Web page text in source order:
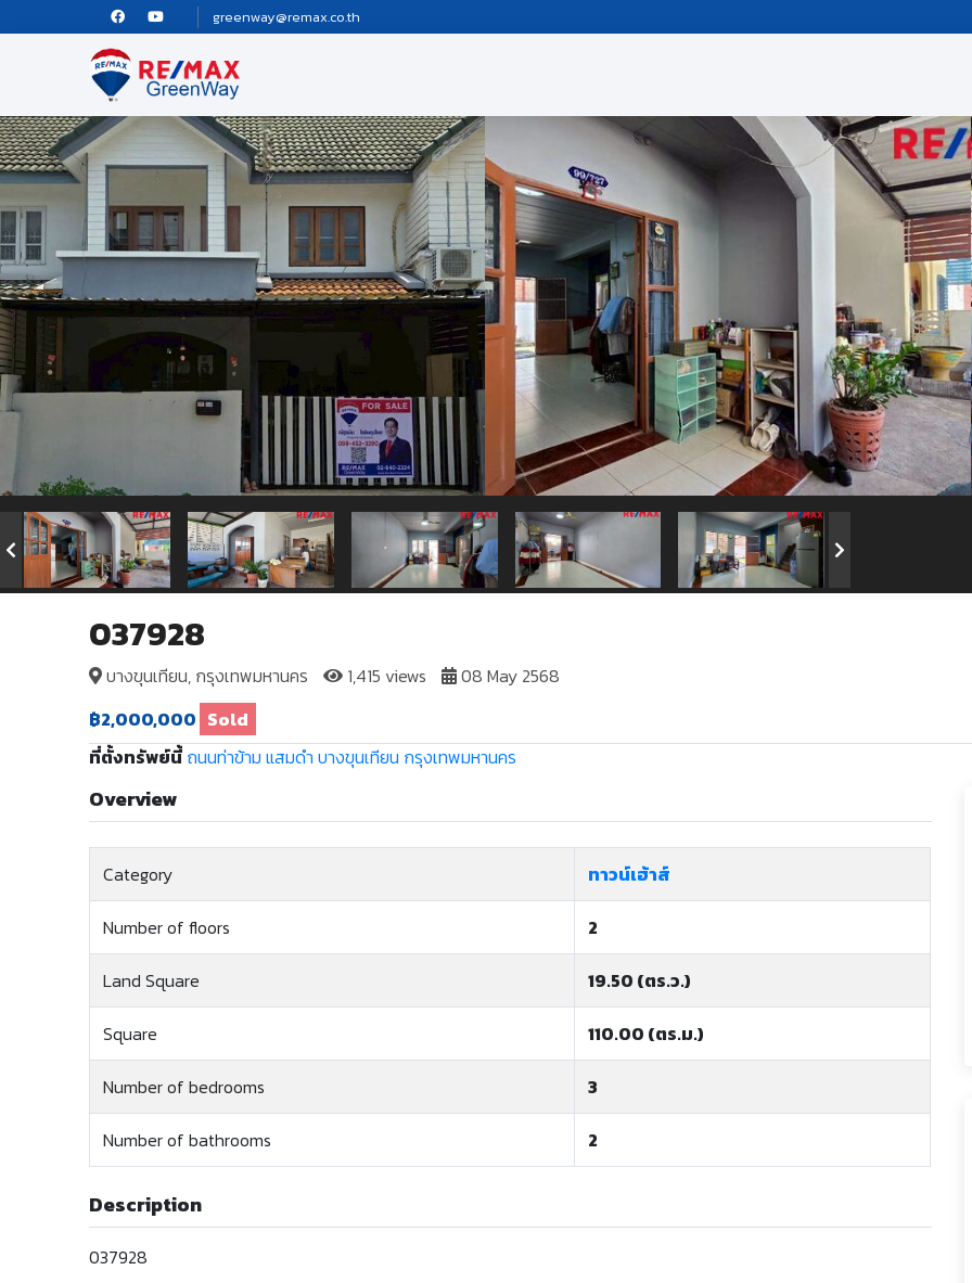
greenway@remax.co.th
037928
บางขุนเทียน, กรุงเทพมหานคร 1,415 views
08 May 2568
฿2,000,000 Sold
ที่ตั้งทรัพย์นี้ ถนนท่าข้าม แสมดำ บางขุนเทียน กรุงเทพมหานคร
Overview
Category ทาวน์เฮ้าส์
Number of floors 2
Land Square 19.50 (ตร.ว.)
Square 110.00 (ตร.ม.)
Number of bedrooms 3
Number of bathrooms 2
Description
037928